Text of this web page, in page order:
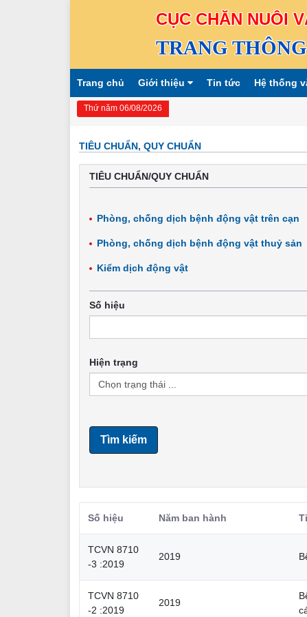
CỤC CHĂN NUÔI
TRANG
Trang chủ Giới thiệu Tin tức Hệ thống
Thứ năm 06/08/2026
TIÊU CHUẨN, QUY CHUẨN
TIÊU CHUẨN/QUY CHUẨN
Phòng, chống dịch bệnh động vật trên cạn
Phòng, chống dịch bệnh động vật thuỷ sản
Kiểm dịch động vật
Số hiệu
Hiện trạng
Tìm kiếm
Số hiệu Năm ban hành
TCVN 8710
-3 :2019
2019
TCVN 8710
-2 :2019
2019